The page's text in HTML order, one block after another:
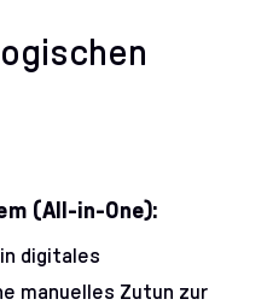
(All-in-One):
digitales
manuelles Zutun zur